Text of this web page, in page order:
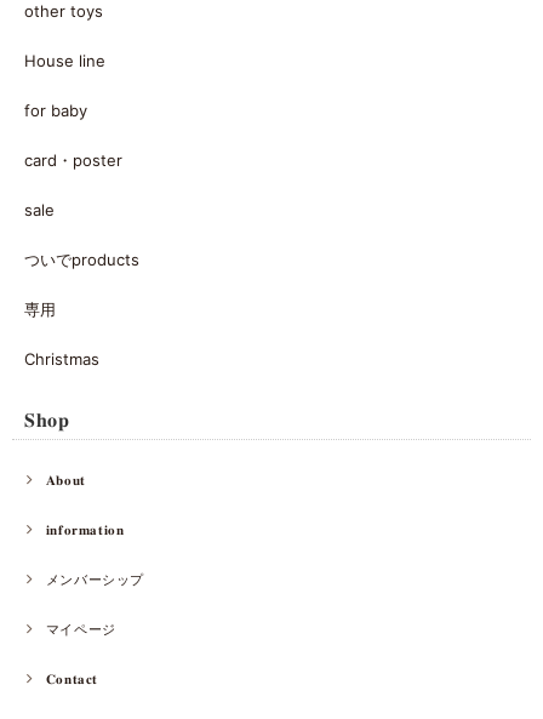
other toys
House line
for baby
card・poster
sale
ついでproducts
専用
Christmas
𝐒𝐡𝐨𝐩
𝐀𝐛𝐨𝐮𝐭
𝐢𝐧𝐟𝐨𝐫𝐦𝐚𝐭𝐢𝐨𝐧
メンバーシップ
マイページ
𝐂𝐨𝐧𝐭𝐚𝐜𝐭